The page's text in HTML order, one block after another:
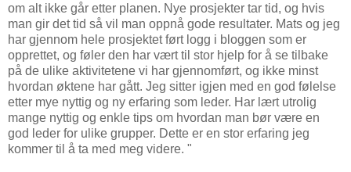
om alt ikke går etter planen. Nye prosjekter tar tid, og hvis
man gir det tid så vil man oppnå gode resultater. Mats og jeg
har gjennom hele prosjektet ført logg i bloggen som er
opprettet, og føler den har vært til stor hjelp for å se tilbake
på de ulike aktivitetene vi har gjennomført, og ikke minst
hvordan øktene har gått. Jeg sitter igjen med en god følelse
etter mye nyttig og ny erfaring som leder. Har lært utrolig
mange nyttig og enkle tips om hvordan man bør være en
god leder for ulike grupper. Dette er en stor erfaring jeg
kommer til å ta med meg videre. "